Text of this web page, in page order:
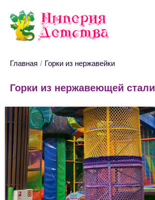
Главная / Горки из нержавейки
Горки из нержавеющей стали